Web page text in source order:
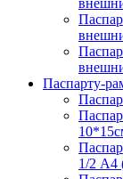
Паспарту-
1/2 А4